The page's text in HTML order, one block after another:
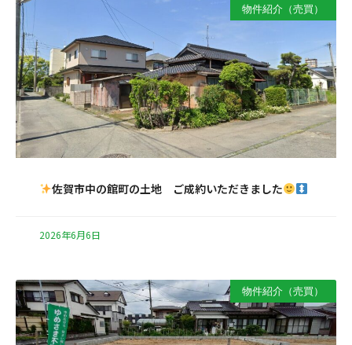
物件紹介（売買）
佐賀市中の館町の土地 ご成約いただきました
2026年6月6日
物件紹介（売買）